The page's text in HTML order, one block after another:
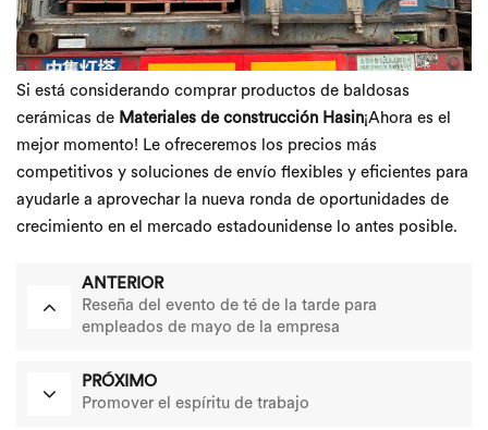
Si está considerando comprar productos de baldosas
cerámicas de Materiales de construcción Hasin¡Ahora es el
mejor momento! Le ofreceremos los precios más
competitivos y soluciones de envío flexibles y eficientes para
ayudarle a aprovechar la nueva ronda de oportunidades de
crecimiento en el mercado estadounidense lo antes posible.
ANTERIOR
Reseña del evento de té de la tarde para
empleados de mayo de la empresa
PRÓXIMO
Promover el espíritu de trabajo